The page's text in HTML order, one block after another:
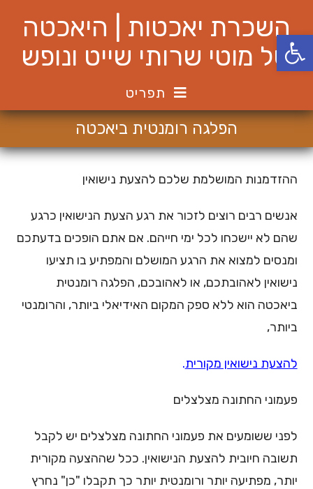
פתח סרגל נגישות
contentהשכרת יאכטות | היאכטה
של מוטי שרותי שייט ונופש
תפריט
הפלגה רומנטית ביאכטה
ההזדמנות המושלמת שלכם להצעת נישואין
אנשים רבים רוצים לזכור את רגע הצעת הנישואין כרגע
שהם לא יישכחו לכל ימי חייהם. אם אתם הופכים בדעתכם
ומנסים למצוא את הרגע המושלם והמפתיע בו תציעו
נישואין לאהובתכם, או לאהובכם, הפלגה רומנטית
ביאכטה הוא ללא ספק המקום האידיאלי ביותר, והרומנטי
ביותר,
להצעת נישואין מקורית.
פעמוני החתונה מצלצלים
לפני ששומעים את פעמוני החתונה מצלצלים יש לקבל
תשובה חיובית להצעת הנישואין. ככל שההצעה מקורית
יותר, מפתיעה יותר ורומנטית יותר כך תקבלו "כן" נחרץ